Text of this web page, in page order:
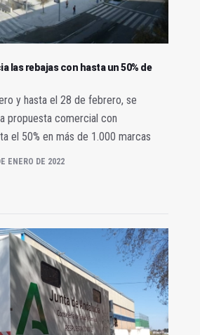
las rebajas con hasta un 50% de
y hasta el 28 de febrero, se
propuesta comercial con
el 50% en más de 1.000 marcas
ENERO DE 2022